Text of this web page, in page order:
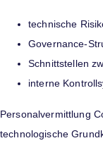
technische
Governance-
Schnittstellen
interne
Personalvermittlung
technologische